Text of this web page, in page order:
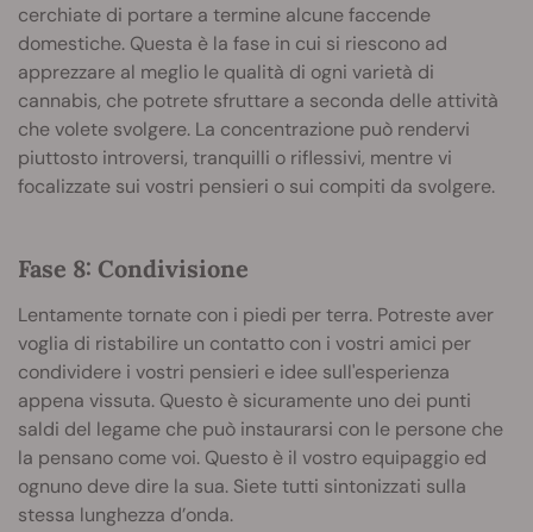
cerchiate di portare a termine alcune faccende
domestiche. Questa è la fase in cui si riescono ad
apprezzare al meglio le qualità di ogni varietà di
cannabis, che potrete sfruttare a seconda delle attività
che volete svolgere. La concentrazione può rendervi
piuttosto introversi, tranquilli o riflessivi, mentre vi
focalizzate sui vostri pensieri o sui compiti da svolgere.
Fase 8: Condivisione
Lentamente tornate con i piedi per terra. Potreste aver
voglia di ristabilire un contatto con i vostri amici per
condividere i vostri pensieri e idee sull'esperienza
appena vissuta. Questo è sicuramente uno dei punti
saldi del legame che può instaurarsi con le persone che
la pensano come voi. Questo è il vostro equipaggio ed
ognuno deve dire la sua. Siete tutti sintonizzati sulla
stessa lunghezza d’onda.